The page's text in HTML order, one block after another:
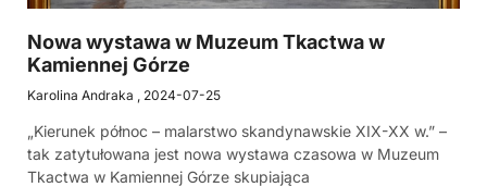
Nowa wystawa w Muzeum Tkactwa w
Kamiennej Górze
Karolina Andraka 2024-07-25
„Kierunek północ – malarstwo skandynawskie XIX-XX w.” –
tak zatytułowana jest nowa wystawa czasowa w Muzeum
Tkactwa w Kamiennej Górze skupiająca